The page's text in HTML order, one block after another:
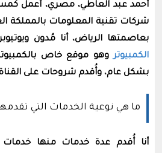
أحمد عبد العاطي، مصري، أعمل
شركات تقنية المعلومات بالمملكة
بعاصمتها الرياض، أنا مُدون
الكمبيوتروهو موقع خاص
بشكل عام، وأُقدم شروحات على القناة
ما هي نوعية الخدمات التي
أنا أُقدم عدة خدمات منها خدمات